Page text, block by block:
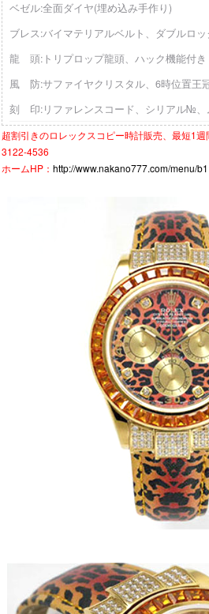
ベゼル:全面ダイヤ(埋め込み手作り)
ブレス:バイマテリアルベルト、ダブルロ
龍 頭:トリプロップ龍頭、ハック機能付き
風 防:サファイヤクリスタル、6時位置王
刻 印:リファレンスコード、シリアル№、
超割引きのロレックスコピー時計販売、最短1
3122-4536
ホームHP： http://www.nakano777.com/menu/